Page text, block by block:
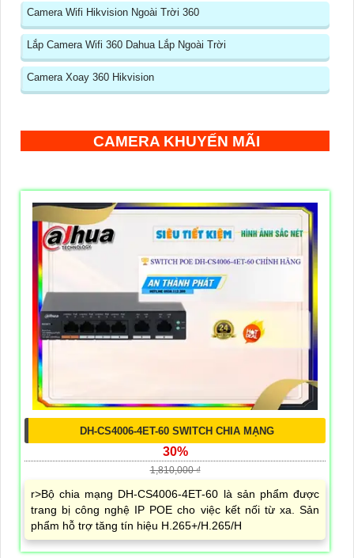
Camera Wifi Hikvision Ngoài Trời 360
Lắp Camera Wifi 360 Dahua Lắp Ngoài Trời
Camera Xoay 360 Hikvision
CAMERA KHUYẾN MÃI
DH-CS4006-4ET-60 SWITCH CHIA MẠNG
30%
1,810,000 ₫
r>Bộ chia mạng DH-CS4006-4ET-60 là sản phẩm được
trang bị công nghệ IP POE cho việc kết nối từ xa. Sản
phẩm hỗ trợ tăng tín hiệu H.265+/H.265/H